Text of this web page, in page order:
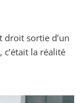
droit sortie d’un
la réalité